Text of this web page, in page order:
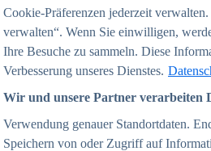
in Deutschland 2025
Cookie-Präferenzen jederzeit
verwalten“. Wenn Sie einwilligen,
Ihre Besuche zu sammeln. Diese
Verbesserung unseres Dienstes.
Wir und unsere Partner verarbeiten
Verwendung genauer Standortdaten.
Speichern von oder Zugriff auf